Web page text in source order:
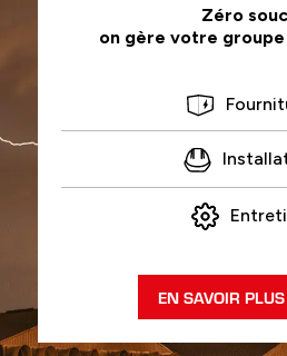
Zéro
on gère votre
EN SAVOIR PLUS